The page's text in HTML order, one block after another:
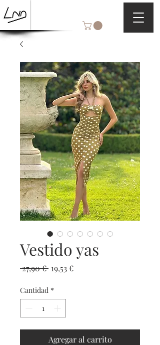
Vestido yas
27,90 € Precio
19,53 €Precio de oferta
Cantidad *
Agregar al carrito